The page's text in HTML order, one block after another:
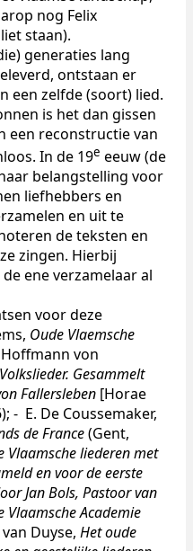
nog Felix
liet staan).
generaties lang
ontstaan er
een zelfde (soort) lied.
is het dan gissen
een reconstructie van
In de 19e eeuw (de
belangstelling voor
liefhebbers en
en uit te
de teksten en
zingen. Hierbij
ene verzamelaar al
voor deze
Oude Vlaemsche
Hoffmann von
Gesammelt
Fallersleben [Horae
- E. De Coussemaker,
de France(Gent,
Vlaamsche liederen met
en voor de eerste
Jan Bols, Pastoor van
Vlaamsche Academie
Duyse, Het oude